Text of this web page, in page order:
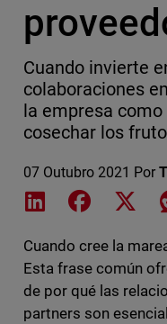
Cuando invierte
colaboraciones
la empresa
cosechar los
07 Outubro 2021 Por
Share on LinkedIn
Share on
Cuando cree la
Esta frase común
de por qué las
partners son